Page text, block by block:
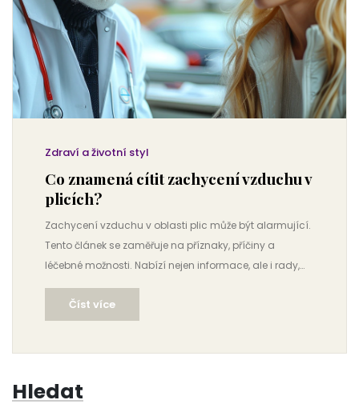
Zdraví a životní styl
Co znamená cítit zachycení vzduchu v
plicích?
Zachycení vzduchu v oblasti plic může být alarmující.
Tento článek se zaměřuje na příznaky, příčiny a
léčebné možnosti. Nabízí nejen informace, ale i rady,
jak zmírnit nepříjemné pocity a zlepšit kvalitu dýchání.
Číst více
Hledat